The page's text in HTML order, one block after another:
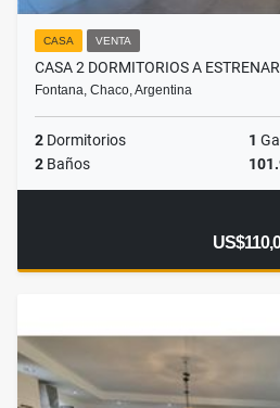
CASA VENTA
CASA 2 DORMITORIOS A
Fontana, Chaco, Argentina
2 Dormitorios 1
2 Baños